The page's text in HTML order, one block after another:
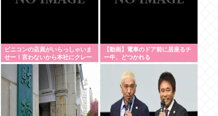
ビニコンの店員がいらっしゃいま
せー！言わないから本社にクレー
ムいれてやりましたよ！www
【動画】電車のドア前に居座るチ
ー牛、どつかれる